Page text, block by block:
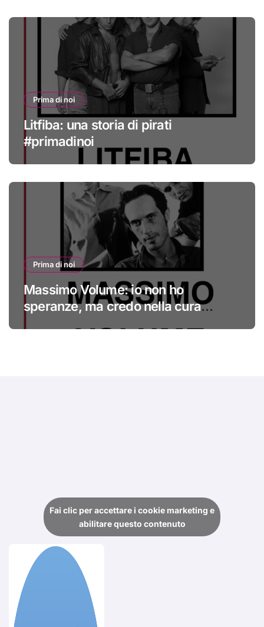
Prima di noi
Litfiba: una storia di pirati
#primadinoi
Prima di noi
Massimo Volume: io non ho
speranze, ma credo nella cura
Fai clic per accettare i cookie marketing e
abilitare questo contenuto